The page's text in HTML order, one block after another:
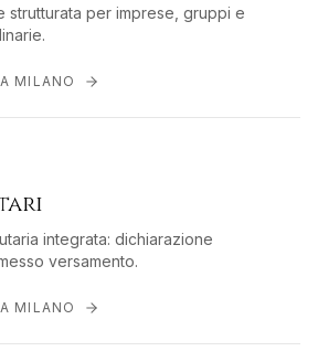
strutturata per imprese, gruppi e
MILANO
integrata: dichiarazione
versamento.
MILANO